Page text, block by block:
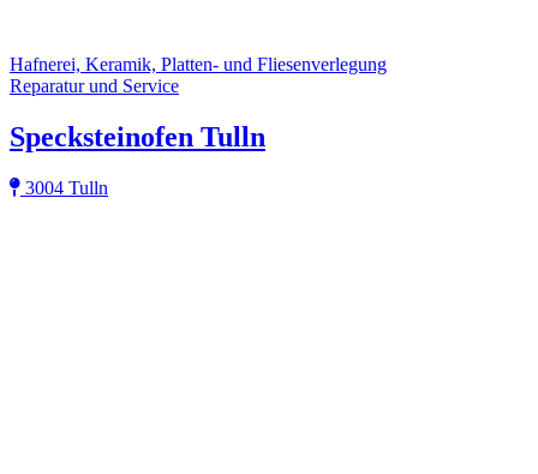
Hafnerei, Keramik, Platten- und Fliesenverlegung
Reparatur und Service
Specksteinofen Tulln
3004 Tulln